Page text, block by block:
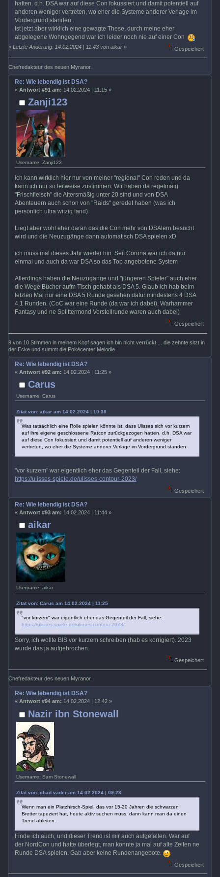
hatten. d.h. DSA war auf diese Con fokussiert und damit potentiell auf
anderen weniger vertreten, wo eher die Systeme anderer Verlage im
Vordergrund standen.
Ist jetzt aber wirklich eine gewagte These, durch meine eher
abgelegene Wohngegend war ich leider noch nie auf einer Con
«Letzte Änderung: 14.02.2024 | 11:43 von aikar » Gespeichert
Chefredakteur des neuen Myranor.
Zanji123
Username: Zanji123
Re: Wie lebendig ist DSA?
« Antwort #91 am: 14.02.2024 | 11:15 »
ich kann wirklich hier nur von meiner "regional" Con reden und da
kann ich nur so teilweise zustimmen. Wir haben da regelmäig
"Frischfleisch" die Altersmäßig unter 20 sind und von DSA
Abenteuern auch schon von "Raids" geredet haben (was ich
persönlich ultra witzig fand)
Liegt aber wohl eher daran das die Con mehr von DSAlern besucht
wird und die Neuzugänge dann automatisch DSA spielen xD
ich muss mal dieses Jahr wieder hin. Seit Corona war ich da nur
einmal und auch da war DSA so das Top angebotene System
Allerdings haben die Neuzugänge und "jüngeren Spieler" auch eher
die Wege Bücher aufm Tisch gehabt als DSA 5. Glaub ich hab beim
letzten Mal nur eine DSA 5 Runde gesehen dafür mindestens 4 DSA
4.1 Runden. (CoC war eine Runde (da war ich dabei), Warhammer
Fantasy und ne Splittermond Vorstellrunde waren auch dabei)
Gespeichert
9 von 10 Stimmen in meinem Kopf sagen ich bin nicht verrückt.... die zehnte sitzt in
der Ecke und summt die Pokécenter Melodie
Carus
Username: Carus
Re: Wie lebendig ist DSA?
« Antwort #92 am: 14.02.2024 | 11:25 »
Zitat von: aikar am 14.02.2024 | 10:38
Was tatsächlich eine Rolle spielen könnte ist, dass Ulisses sich vor kurzem
auf ihre eigene geschlossene Ratcon zurückgezogen hatten. d.h. DSA war
auf diese Con fokussiert und damit potentiell auf anderen weniger
vertreten, wo eher die Systeme anderer Verlage im Vordergrund standen.
"vor kurzem" war eigentlich eher das Gegenteil der Fall, siehe:
https://ulisses-spiele.de/ulisses-contour-2023/
Gespeichert
aikar
Username: aikar
Re: Wie lebendig ist DSA?
« Antwort #93 am: 14.02.2024 | 11:44 »
Zitat von: Carus am 14.02.2024 | 11:25
"vor kurzem" war eigentlich eher das Gegenteil der Fall, siehe:
https://ulisses-spiele.de/ulisses-contour-2023/
Sorry, ich wollte BIS vor kurzem schreiben (hab es korrigiert). 2023
wurde das ja aufgebrochen.
Gespeichert
Chefredakteur des neuen Myranor.
Nazir ibn Stonewall
Username: Sam Stonewall
Re: Wie lebendig ist DSA?
« Antwort #94 am: 14.02.2024 | 12:42 »
Zitat von: chad vader am 14.02.2024 | 09:23
Wenn man ein Platzhirsch-Spiel, das vor 15-20 Jahren die schwarzen
Bretter tapeziert hat, heute aktiv suchen muss, dann kann man da einen
Trend ableiten.
Finde ich auch, und dieser Trend ist mir auch aufgefallen. War auf
der NordCon und hatte überlegt, man könnte ja mal auf alte Zeiten ne
Runde DSA spielen. Gab aber keine Rundenangebote.
Gespeichert